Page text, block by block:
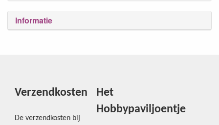
Informatie
Verzendkosten
De verzendkosten bij
Het
Hobbypaviljoentje